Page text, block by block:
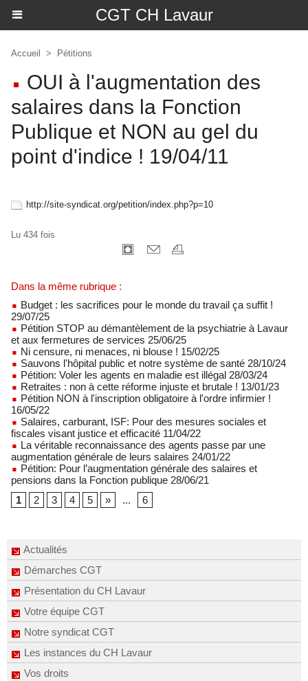
CGT CH Lavaur
Actualités
Démarches CGT
Présentation du CH Lavaur
Votre équipe CGT
Notre syndicat CGT
Les instances du CH Lavaur
Vos droits
Accueil > Pétitions
OUI à l'augmentation des
salaires dans la Fonction
Publique et NON au gel du
point d'indice ! 19/04/11
http://site-syndicat.org/petition/index.php?p=10
Lu 434 fois
Dans la même rubrique :
Budget : les sacrifices pour le monde du travail ça suffit !
29/07/25
Pétition STOP au démantèlement de la psychiatrie à Lavaur
et aux fermetures de services 25/06/25
Ni censure, ni menaces, ni blouse ! 15/02/25
Sauvons l'hôpital public et notre système de santé 28/10/24
Pétition: Voler les agents en maladie est illégal 28/03/24
Retraites : non à cette réforme injuste et brutale ! 13/01/23
Pétition NON à l'inscription obligatoire à l'ordre infirmier !
16/05/22
Salaires, carburant, ISF: Pour des mesures sociales et
fiscales visant justice et efficacité 11/04/22
La véritable reconnaissance des agents passe par une
augmentation générale de leurs salaires 24/01/22
Pétition: Pour l’augmentation générale des salaires et
pensions dans la Fonction publique 28/06/21
1
2 3 4 5 » ... 6